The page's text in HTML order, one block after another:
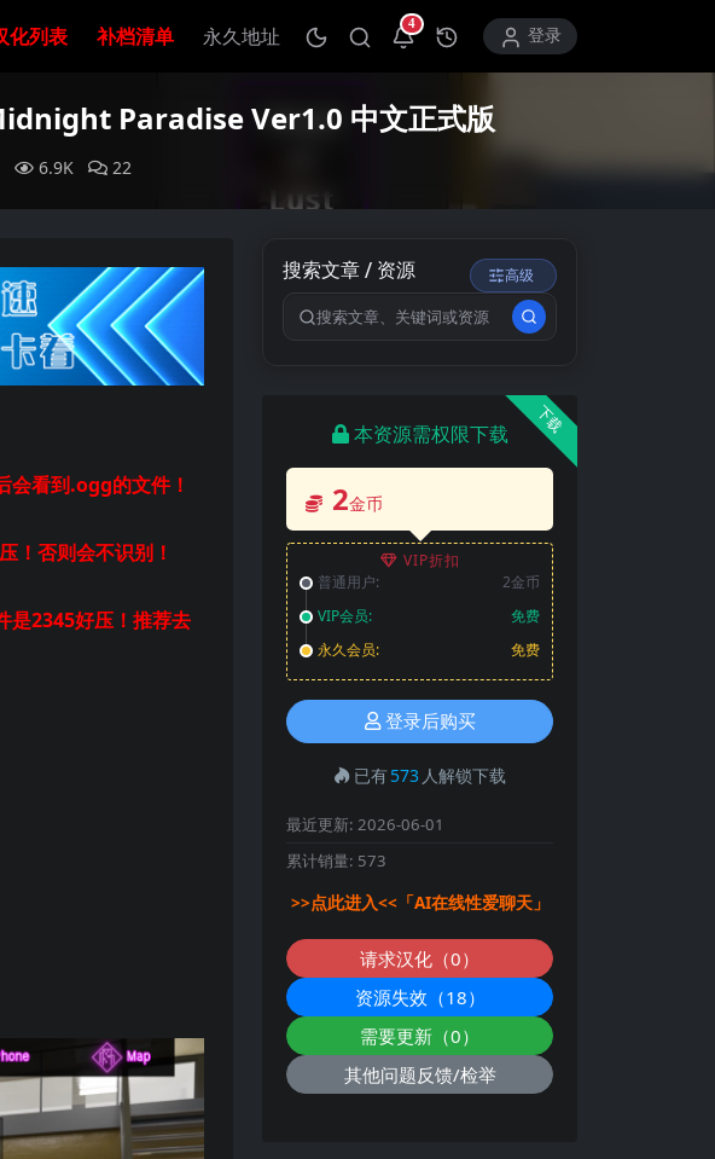
化列表 补档清单 永久地址 4
打开通知中心登录
Paradise Ver1.0 中文正式版
6.9K 22
看到.ogg的文件！
否则会不识别！
是2345好压！推荐去
搜索文章 / 资源 高级
搜索关键词
下载
本资源需权限下载
2金币
VIP折扣
普通用户:
2金币
VIP会员:
免费
永久会员:
免费
登录后购买
已有573 人解锁下载
最近更新: 2026-06-01
累计销量: 573
>>点此进入<<「AI在线性爱聊天」
请求汉化（0）
资源失效（18）
需要更新（0）
其他问题反馈/检举